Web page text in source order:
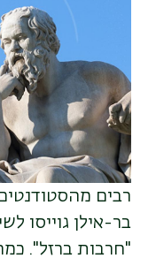
רבים
בר-אילן גוייסו
"חרבות ברזל".